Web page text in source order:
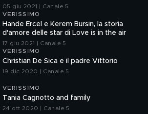
05 giu 2021 | Canale 5
VERISSIMO
Hande Ercel e Kerem Bursin, la storia
d'amore delle star di Love is in the air
17 giu 2021 | Canale 5
VERISSIMO
Christian De Sica e il padre Vittorio
19 dic 2020 | Canale 5
VERISSIMO
Tania Cagnotto and family
24 ott 2020 | Canale 5